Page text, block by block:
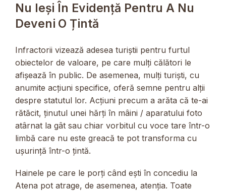
Nu Ieși În Evidență Pentru A Nu
Deveni O Țintă
Infractorii vizează adesea turiștii pentru furtul
obiectelor de valoare, pe care mulți călători le
afișează în public. De asemenea, mulți turiști, cu
anumite acțiuni specifice, oferă semne pentru alții
despre statutul lor. Acțiuni precum a arăta că te-ai
rătăcit, ținutul unei hărți în mâini / aparatului foto
atârnat la gât sau chiar vorbitul cu voce tare într-o
limbă care nu este greacă te pot transforma cu
ușurință într-o țintă.
Hainele pe care le porți când ești în concediu la
Atena pot atrage, de asemenea, atenția. Toate